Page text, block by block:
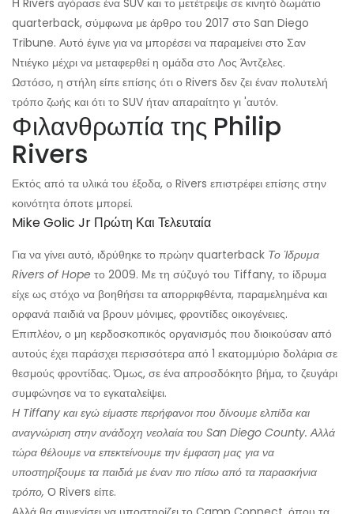
Η Rivers αγόρασε ένα SUV και το μετέτρεψε σε κινητό δωμάτιο
quarterback, σύμφωνα με άρθρο του 2017 στο San Diego
Tribune. Αυτό έγινε για να μπορέσει να παραμείνει στο Σαν
Ντιέγκο μέχρι να μεταφερθεί η ομάδα στο Λος Άντζελες.
Ωστόσο, η στήλη είπε επίσης ότι ο Rivers δεν ζει έναν πολυτελή
τρόπο ζωής και ότι το SUV ήταν απαραίτητο γι 'αυτόν.
Φιλανθρωπία της Philip
Rivers
Εκτός από τα υλικά του έξοδα, ο Rivers επιστρέφει επίσης στην
κοινότητα όποτε μπορεί.
Mike Golic Jr Πρώτη Και Τελευταία
Για να γίνει αυτό, ιδρύθηκε το πρώην quarterback Το Ίδρυμα
Rivers of Hope το 2009. Με τη σύζυγό του Tiffany, το ίδρυμα
είχε ως στόχο να βοηθήσει τα απορριφθέντα, παραμελημένα και
ορφανά παιδιά να βρουν μόνιμες, φροντίδες οικογένειες.
Επιπλέον, ο μη κερδοσκοπικός οργανισμός που διοικούσαν από
αυτούς έχει παράσχει περισσότερα από 1 εκατομμύριο δολάρια σε
θεσμούς φροντίδας. Όμως, σε ένα απροσδόκητο βήμα, το ζευγάρι
συμφώνησε να το εγκαταλείψει.
Η Tiffany και εγώ είμαστε περήφανοι που δίνουμε ελπίδα και
αναγνώριση στην ανάδοχη νεολαία του San Diego County. Αλλά
τώρα θέλουμε να επεκτείνουμε την έμφαση μας για να
υποστηρίξουμε τα παιδιά με έναν πιο πίσω από τα παρασκήνια
τρόπο, Ο Rivers είπε.